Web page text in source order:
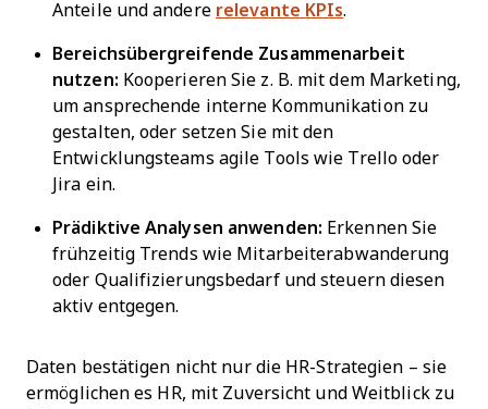
Anteile und andere relevante KPIs.
Bereichsübergreifende Zusammenarbeit
nutzen: Kooperieren Sie z. B. mit dem Marketing,
um ansprechende interne Kommunikation zu
gestalten, oder setzen Sie mit den
Entwicklungsteams agile Tools wie Trello oder
Jira ein.
Prädiktive Analysen anwenden: Erkennen Sie
frühzeitig Trends wie Mitarbeiterabwanderung
oder Qualifizierungsbedarf und steuern diesen
aktiv entgegen.
Daten bestätigen nicht nur die HR-Strategien – sie
ermöglichen es HR, mit Zuversicht und Weitblick zu